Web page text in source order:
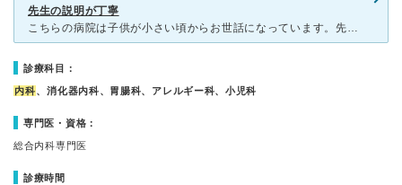
先生の説明が丁寧
こちらの病院は子供が小さい頃からお世話になっています。先生は少しせっかちな感じですが病気の説明がとても丁寧で質問した事にもきちんと答えてくれる先生です。小さい子供がいる方にはとても安心できる先生に思わ
診療科目：
内科、消化器内科、胃腸科、アレルギー科、小児科
専門医・資格：
総合内科専門医
診療時間